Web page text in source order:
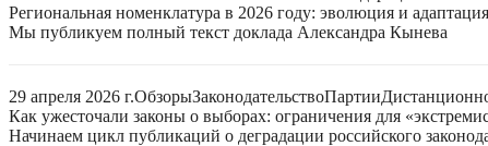
Региональная номенклатура в 2026 году: эволюция и
Мы публикуем полный текст доклада Александра Кынева
29 апреля 2026 г.ОбзорыЗаконодательствоПартии
Как ужесточали законы о выборах: ограничения для
Начинаем цикл публикаций о деградации российского